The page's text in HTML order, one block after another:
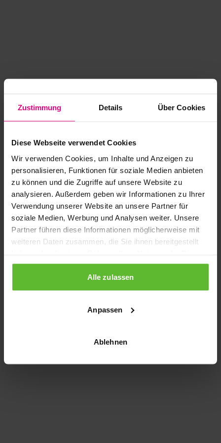
Zustimmung Details Über Cookies
Diese Webseite verwendet Cookies
Wir verwenden Cookies, um Inhalte und Anzeigen zu
personalisieren, Funktionen für soziale Medien anbieten
zu können und die Zugriffe auf unsere Website zu
analysieren. Außerdem geben wir Informationen zu Ihrer
Verwendung unserer Website an unsere Partner für
soziale Medien, Werbung und Analysen weiter. Unsere
Partner führen diese Informationen möglicherweise mit
weiteren Daten zusammen, die Sie ihnen bereitgestellt
gesammelt haben.
Alle zulassen
Anpassen
Ablehnen
Application error: a client-side exception has occurred
loading www.kurzwego.de (see the browser console for more
information).